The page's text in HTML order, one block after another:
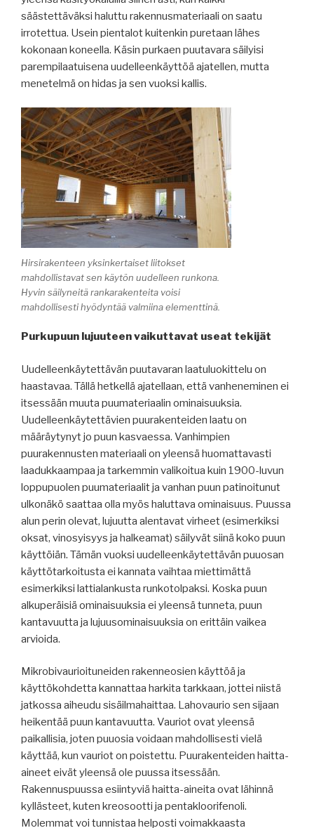
säästettäväksi haluttu rakennusmateriaali on saatu
irrotettua. Usein pientalot kuitenkin puretaan lähes
kokonaan koneella. Käsin purkaen puutavara säilyisi
parempilaatuisena uudelleenkäyttöä ajatellen, mutta
menetelmä on hidas ja sen vuoksi kallis.
Hirsirakenteen yksinkertaiset liitokset
mahdollistavat sen käytön uudelleen runkona.
Hyvin säilyneitä rankarakenteita voisi
mahdollisesti hyödyntää valmiina elementtinä.
Purkupuun lujuuteen vaikuttavat useat tekijät
Uudelleenkäytettävän puutavaran laatuluokittelu on
haastavaa. Tällä hetkellä ajatellaan, että vanheneminen ei
itsessään muuta puumateriaalin ominaisuuksia.
Uudelleenkäytettävien puurakenteiden laatu on
määräytynyt jo puun kasvaessa. Vanhimpien
puurakennusten materiaali on yleensä huomattavasti
laadukkaampaa ja tarkemmin valikoitua kuin 1900-luvun
loppupuolen puumateriaalit ja vanhan puun patinoitunut
ulkonäkö saattaa olla myös haluttava ominaisuus. Puussa
alun perin olevat, lujuutta alentavat virheet (esimerkiksi
oksat, vinosyisyys ja halkeamat) säilyvät siinä koko puun
käyttöiän. Tämän vuoksi uudelleenkäytettävän puuosan
käyttötarkoitusta ei kannata vaihtaa miettimättä
esimerkiksi lattialankusta runkotolpaksi. Koska puun
alkuperäisiä ominaisuuksia ei yleensä tunneta, puun
kantavuutta ja lujuusominaisuuksia on erittäin vaikea
arvioida.
Mikrobivaurioituneiden rakenneosien käyttöä ja
käyttökohdetta kannattaa harkita tarkkaan, jottei niistä
jatkossa aiheudu sisäilmahaittaa. Lahovaurio sen sijaan
heikentää puun kantavuutta. Vauriot ovat yleensä
paikallisia, joten puuosia voidaan mahdollisesti vielä
käyttää, kun vauriot on poistettu. Puurakenteiden haitta-
aineet eivät yleensä ole puussa itsessään.
Rakennuspuussa esiintyviä haitta-aineita ovat lähinnä
kyllästeet, kuten kreosootti ja pentakloorifenoli.
Molemmat voi tunnistaa helposti voimakkaasta